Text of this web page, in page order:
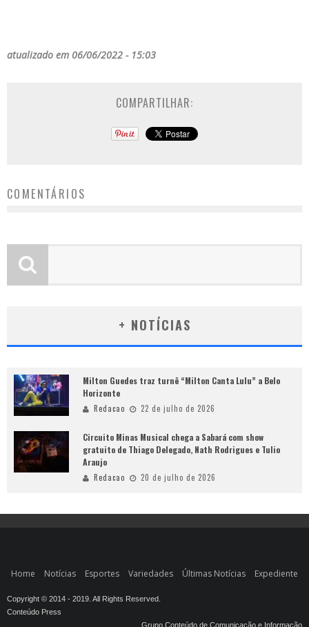
atualizado em 06/06/2022 - 15:03
COMPARTILHAR:
COMENTÁRIOS
+ NOTÍCIAS
Milton Guedes traz turnê “Milton Canta Lulu” a Belo
Horizonte
Redacao 22 de julho de 2026
Circuito Minas Musical chega a Sabará com show
gratuito de Thiago Delegado, Nath Rodrigues e Tulio
Araujo
Redacao 20 de julho de 2026
Home Notícias Esportes Variedades Últimas Notícias Expediente
Copyright © 2014 - 2019. All Rights Reserved.
Conteúdo Press
Grupo Conteúdo de Comunicação e Informação